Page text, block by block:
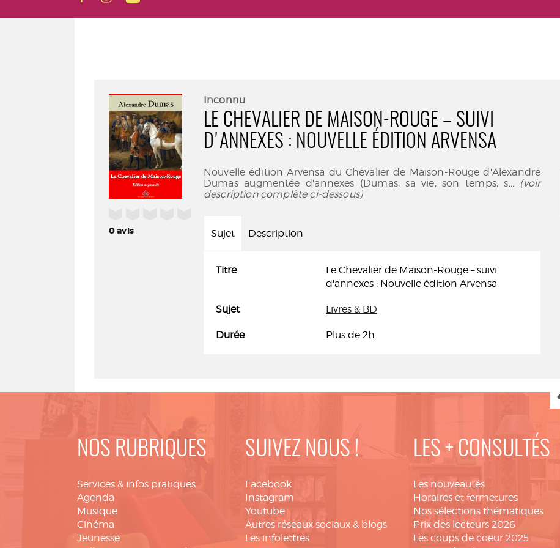
0avis
Inconnu
LE CHEVALIER DE MAISON-ROUGE – SUIVI
D'ANNEXES : NOUVELLE ÉDITION ARVENSA
Nouvelle édition Arvensa du Chevalier de Maison-Rouge d'Alexandre
Dumas augmentée d'annexes (Dumas, sa vie, son temps, s... (voir
description complète ci-dessous)
Sujet Description
Titre
Le Chevalier de Maison-Rouge – suivi
d'annexes : Nouvelle édition Arvensa
Sujet Livres & BD
Durée Plus de 2h.
NOS RUBRIQUES
Services & infos pratiques
Agenda
Musique
Cinéma
Jeunesse
SUIVEZ NOUS !
Facebook
Instagram
Youtube
Autres réseaux sociaux & blogs
Les infolettres
LES + CONSULTÉS
Les nouveautés
Horaires et fermetures
Nos sélections thématiques
Prix des lecteurs 2026
Les coups de coeur 2025